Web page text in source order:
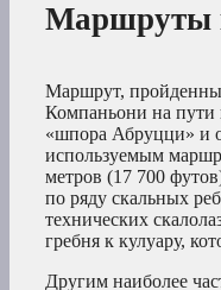
Маршруты
Маршрут,
Компаньони на пути
«шпора Абруцци» и
используемым
метров (17 700
по ряду скальных
технических
гребня к кулуару,
Другим наиболее